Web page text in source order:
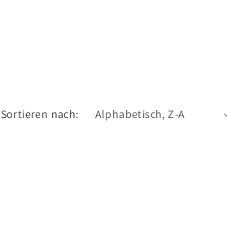
Sortieren nach: